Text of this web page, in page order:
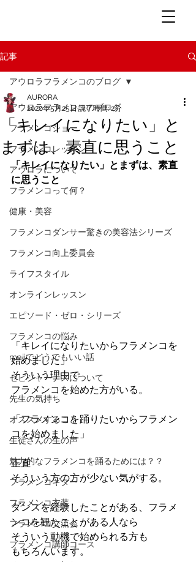
記事
アウロラフラメンコのブログ
フラメンコショー
フラメンコレッスン
アウロラについて
フラメンコって何？
健康・美容
フラメンコダンサー驚きの美容法シリーズ
フラメンコ向上委員会
ライフスタイル
オンラインレッスン
エピソード・ゼロ・シリーズ
フラメンコの悩み
majiでどうでもいい話
セビジャーナスについて
先生の気持ち
オススメすること
生徒さんの生の声
魅力的なフラメンコを踊るためには？？
フラメンコギター
フラメンコ衣装
フラメンコ交流会
フラメンコ講師コース
アウロラフラメンコのブログ
「キレイになりたい」と
まずは、素直に思うこと
AURORA
2020年5月25日読了時間: 2分
「キレイになりたい」とまずは、素直
に思うこと
「キレイになりたいからフラメンコを
始めました」
そういう理由で
フラメンコを始めた方がいる。
「フラメンコを踊りたいからフラメン
コを始めました」
正直
そういう方の方が少ない気がする。
ダンスを経験したことがある、フラメ
ンコを観たことがある人なら
そういう動機で始められる方も
もちろんいます。